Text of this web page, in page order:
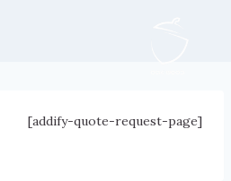
[addify-quote-request-page]